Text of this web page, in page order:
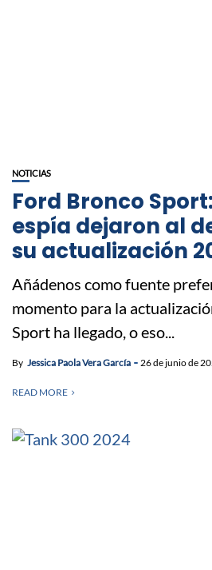
NOTICIAS
Ford Bronco
espía dejaron al
su actualización
Añádenos como fuente
momento para la
Sport ha llegado, o eso...
By Jessica Paola Vera García 26 de junio de
READ MORE